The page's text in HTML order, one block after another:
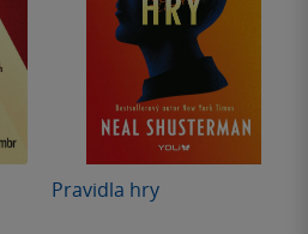
Pravidla hry